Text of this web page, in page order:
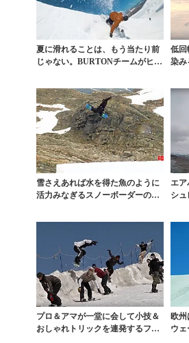
夏に滑れることは、もう当たり前
じゃない。BURTONチームがヒン
低回
染み
雪さえあれば水を得た魚のように
活力みなぎるスノーボーダーの本
エ
シ
プロ＆アマが一堂に会して小技＆
おしゃれトリックを連発するフラ
欧州
ウ